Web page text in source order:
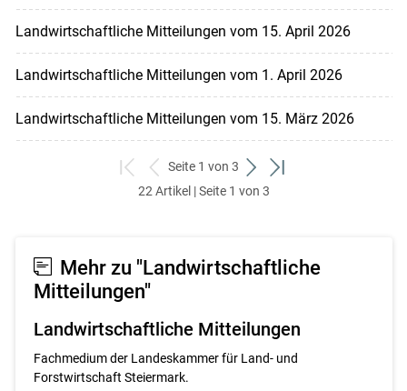
Landwirtschaftliche Mitteilungen vom 15. April 2026
Landwirtschaftliche Mitteilungen vom 1. April 2026
Landwirtschaftliche Mitteilungen vom 15. März 2026
zum
ersten
zurück
zum
Seite 1 von 3
weiter
zum
zum
22 Artikel | Seite 1 von 3
Mehr zu "Landwirtschaftliche
Mitteilungen"
Landwirtschaftliche Mitteilungen
Fachmedium der Landeskammer für Land- und
Forstwirtschaft Steiermark.